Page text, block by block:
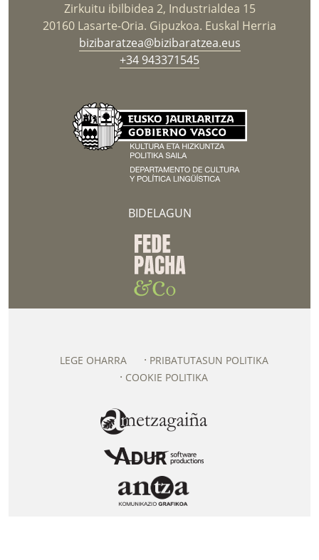
Zirkuitu ibilbidea 2, Industrialdea 15
20160 Lasarte-Oria. Gipuzkoa. Euskal Herria
bizibaratzea@bizibaratzea.eus
+34 943371545
BIDELAGUN
LEGE OHARRA
PRIBATUTASUN POLITIKA
COOKIE POLITIKA